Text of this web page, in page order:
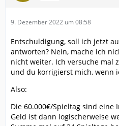
9. Dezember 2022 um 08:58
Entschuldigung, soll ich jetzt
antworten? Nein, mache ich
nicht weiter. Ich versuche mal
und du korrigierst mich, wenn
Also:
Die 60.000€/Spieltag sind eine
Geld ist dann logischerweise